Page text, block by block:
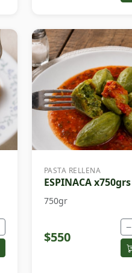
PASTA RELLENA
ESPINACA x750grs
750gr
$550
−